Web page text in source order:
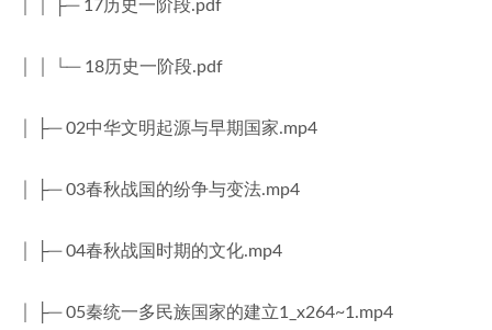
│ │ ├─ 17历史一阶段.pdf
│ │ └─ 18历史一阶段.pdf
│ ├─ 02中华文明起源与早期国家.mp4
│ ├─ 03春秋战国的纷争与变法.mp4
│ ├─ 04春秋战国时期的文化.mp4
│ ├─ 05秦统一多民族国家的建立1_x264~1.mp4